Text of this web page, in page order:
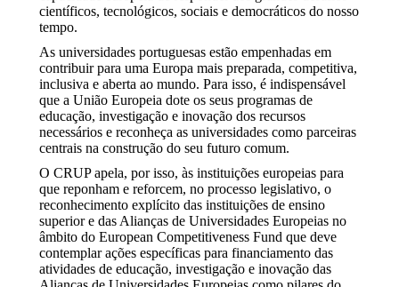
científicos, tecnológicos, sociais e democráticos do nosso
tempo.
As universidades portuguesas estão empenhadas em
contribuir para uma Europa mais preparada, competitiva,
inclusiva e aberta ao mundo. Para isso, é indispensável
que a União Europeia dote os seus programas de
educação, investigação e inovação dos recursos
necessários e reconheça as universidades como parceiras
centrais na construção do seu futuro comum.
O CRUP apela, por isso, às instituições europeias para
que reponham e reforcem, no processo legislativo, o
reconhecimento explícito das instituições de ensino
superior e das Alianças de Universidades Europeias no
âmbito do European Competitiveness Fund que deve
contemplar ações específicas para financiamento das
atividades de educação, investigação e inovação das